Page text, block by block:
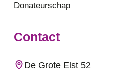
Donateurschap
Contact
De Grote Elst 52